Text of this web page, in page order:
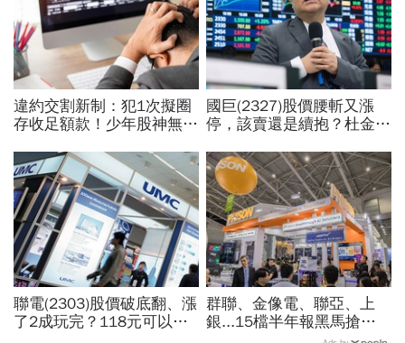
違約交割新制：犯1次擬圈
存收足額款！少年股神無本
違約交割後果「想貸款都
難」
國巨(2327)股價腰斬又漲
停，該賣還是續抱？杜金龍
套時間曝光」！群創、南亞
科也點名
聯電(2303)股價破底翻、漲
了2成玩完？118元可以
群聯、金像電、聯亞、上
銀...15檔半年報黑馬搶先